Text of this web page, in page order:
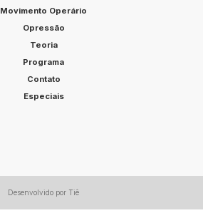
Movimento Operário
Opressão
Teoria
Programa
Contato
Especiais
Desenvolvido por Tiê